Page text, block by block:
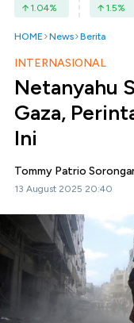
1.04% 1.5%
HOME News Berita
INTERNASIONAL
Netanyahu
Gaza,
Ini
Tommy Patrio
13 August 2025 20:40